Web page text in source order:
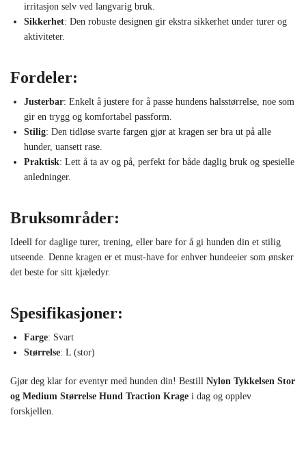
irritasjon selv ved langvarig bruk.
Sikkerhet: Den robuste designen gir ekstra sikkerhet under turer og
aktiviteter.
Fordeler:
Justerbar: Enkelt å justere for å passe hundens halsstørrelse, noe som
gir en trygg og komfortabel passform.
Stilig: Den tidløse svarte fargen gjør at kragen ser bra ut på alle
hunder, uansett rase.
Praktisk: Lett å ta av og på, perfekt for både daglig bruk og spesielle
anledninger.
Bruksområder:
Ideell for daglige turer, trening, eller bare for å gi hunden din et stilig
utseende. Denne kragen er et must-have for enhver hundeeier som ønsker
det beste for sitt kjæledyr.
Spesifikasjoner:
Farge: Svart
Størrelse: L (stor)
Gjør deg klar for eventyr med hunden din! Bestill Nylon Tykkelsen Stor
og Medium Størrelse Hund Traction Krage i dag og opplev
forskjellen.